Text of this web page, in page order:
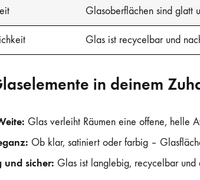
Glasoberflächen sind glatt
Glas ist recycelbar und
in deinem
Glas verleiht Räumen eine offene, helle
Ob klar, satiniert oder farbig –
und sicher: Glas ist langlebig, recycelbar und